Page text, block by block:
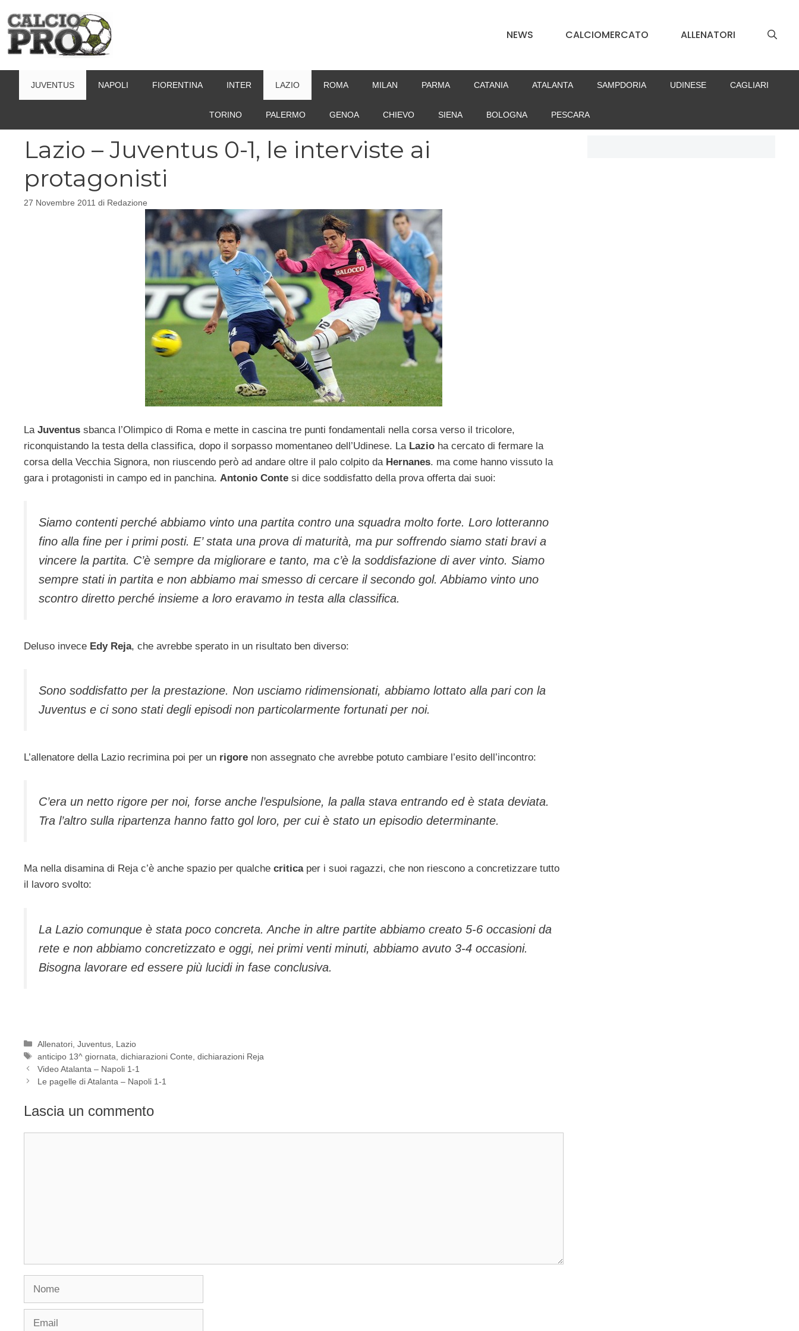
contenuto
NEWS CALCIOMERCATO ALLENATORI
JUVENTUS NAPOLI FIORENTINA INTER LAZIO ROMA MILAN PARMA CATANIA ATALANTA SAMPDORIA UDINESE CAGLIARI
TORINO PALERMO GENOA CHIEVO SIENA BOLOGNA PESCARA
Lazio – Juventus 0-1, le interviste ai
protagonisti
27 Novembre 2011 di Redazione
La Juventus sbanca l’Olimpico di Roma e mette in cascina tre punti fondamentali nella corsa verso il tricolore,
riconquistando la testa della classifica, dopo il sorpasso momentaneo dell’Udinese. La Lazio ha cercato di fermare la
corsa della Vecchia Signora, non riuscendo però ad andare oltre il palo colpito da Hernanes. ma come hanno vissuto la
gara i protagonisti in campo ed in panchina. Antonio Conte si dice soddisfatto della prova offerta dai suoi:
Siamo contenti perché abbiamo vinto una partita contro una squadra molto forte. Loro lotteranno
fino alla fine per i primi posti. E’ stata una prova di maturità, ma pur soffrendo siamo stati bravi a
vincere la partita. C’è sempre da migliorare e tanto, ma c’è la soddisfazione di aver vinto. Siamo
sempre stati in partita e non abbiamo mai smesso di cercare il secondo gol. Abbiamo vinto uno
scontro diretto perché insieme a loro eravamo in testa alla classifica.
Deluso invece Edy Reja, che avrebbe sperato in un risultato ben diverso:
Sono soddisfatto per la prestazione. Non usciamo ridimensionati, abbiamo lottato alla pari con la
Juventus e ci sono stati degli episodi non particolarmente fortunati per noi.
L’allenatore della Lazio recrimina poi per un rigore non assegnato che avrebbe potuto cambiare l’esito dell’incontro:
C’era un netto rigore per noi, forse anche l’espulsione, la palla stava entrando ed è stata deviata.
Tra l’altro sulla ripartenza hanno fatto gol loro, per cui è stato un episodio determinante.
Ma nella disamina di Reja c’è anche spazio per qualche criticaper i suoi ragazzi, che non riescono a concretizzare tutto
il lavoro svolto:
La Lazio comunque è stata poco concreta. Anche in altre partite abbiamo creato 5-6 occasioni da
rete e non abbiamo concretizzato e oggi, nei primi venti minuti, abbiamo avuto 3-4 occasioni.
Bisogna lavorare ed essere più lucidi in fase conclusiva.
Categorie
Allenatori ,Juventus Lazio
Tag
anticipo 13^ giornata ,dichiarazioni Conte ,dichiarazioni Reja
Video Atalanta – Napoli 1-1
Le pagelle di Atalanta – Napoli 1-1
Lascia un commento
Nome
Email